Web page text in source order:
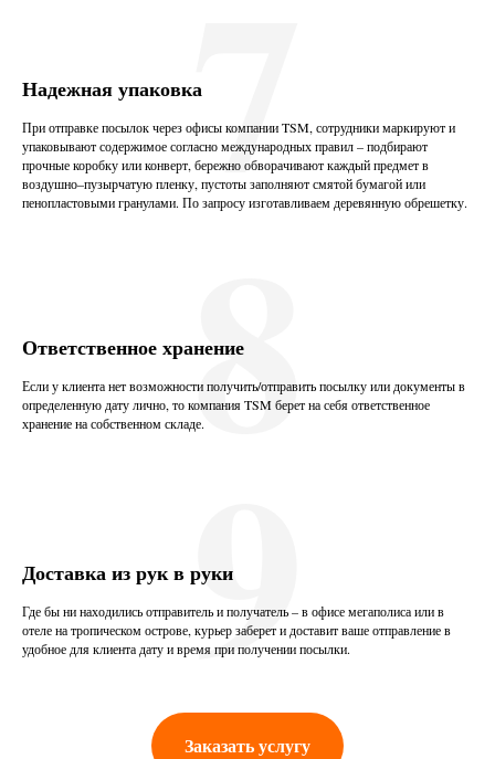
Надежная упаковка
При отправке посылок через офисы компании TSM, сотрудники маркируют и
упаковывают содержимое согласно международных правил – подбирают
прочные коробку или конверт, бережно обворачивают каждый предмет в
воздушно–пузырчатую пленку, пустоты заполняют смятой бумагой или
пенопластовыми гранулами. По запросу изготавливаем деревянную обрешетку.
7
Ответственное хранение
Если у клиента нет возможности получить/отправить посылку или документы в
определенную дату лично, то компания TSM берет на себя ответственное
хранение на собственном складе.8
Доставка из рук в руки
Где бы ни находились отправитель и получатель – в офисе мегаполиса или в
отеле на тропическом острове, курьер заберет и доставит ваше отправление в
удобное для клиента дату и время при получении посылки.
9
Заказать услугу